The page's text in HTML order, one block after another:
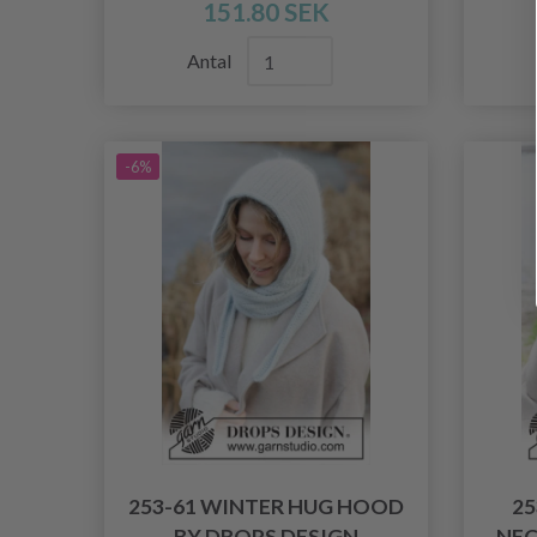
151.80 SEK
Antal
-6%
253-61 WINTER HUG HOOD